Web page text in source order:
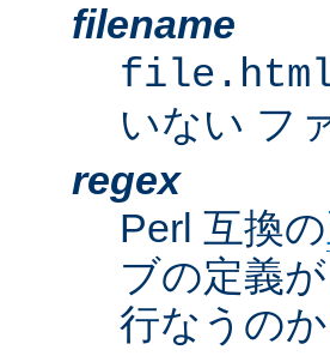
filename
いない フ
regex
Perl 互換の
ブの定義が
行なうの